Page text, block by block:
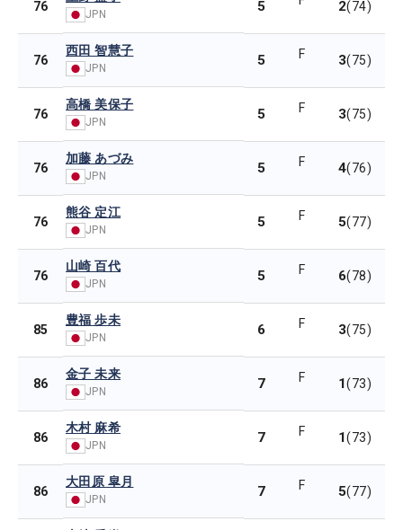
76
JPN 5 2(74)
76
西田 智慧子
JPN 5 F 3(75)
76
高橋 美保子
JPN 5 F 3(75)
76
加藤 あづみ
JPN 5 F 4(76)
76
熊谷 定江
JPN 5 F 5(77)
76
山崎 百代
JPN 5 F 6(78)
85
豊福 歩未
JPN 6 F 3(75)
86
金子 未来
JPN 7 F 1(73)
86
木村 麻希
JPN 7 F 1(73)
86
大田原 皐月
JPN 7 F 5(77)